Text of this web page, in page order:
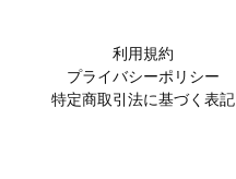
利用規約
プライバシーポリシー
特定商取引法に基づく表記